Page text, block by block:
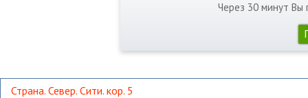
Через 30 минут Вы
Страна. Север. Сити. кор. 5